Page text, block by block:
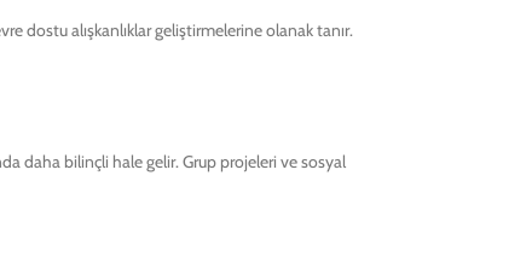
dostu alışkanlıklar geliştirmelerine olanak tanır.
daha bilinçli hale gelir. Grup projeleri ve sosyal